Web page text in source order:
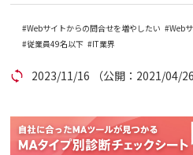
コラム
アカウント発行
資料ダウンロード
Webサイトからの問合せを増やしたい
Web
従業員49名以下
IT業界
2023/11/16 （公開：2021/04/26